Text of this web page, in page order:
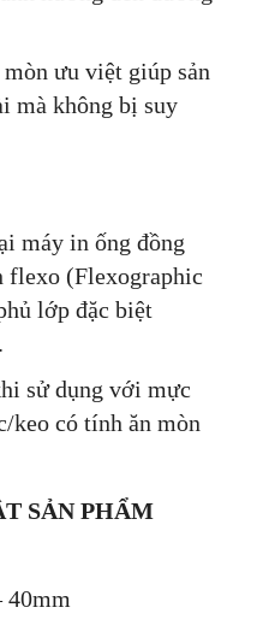
ưu việt giúp sản
mà không bị suy
máy in ống đồng
flexo (Flexographic
lớp đặc biệt
sử dụng với mực
keo có tính ăn mòn
SẢN PHẨM
40mm